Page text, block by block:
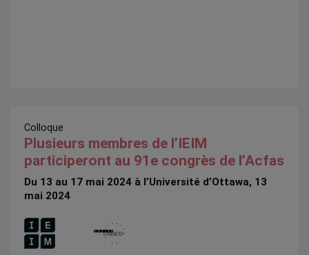
Colloque
Plusieurs membres de l’IEIM
participeront au 91e congrès de l’Acfas
Du 13 au 17 mai 2024 à l’Université d’Ottawa, 13
mai 2024